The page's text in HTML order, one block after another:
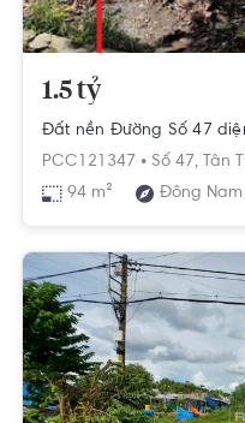
1.5 tỷ
PCC121347 • Số 47, Tân
94 m²
Đông Nam